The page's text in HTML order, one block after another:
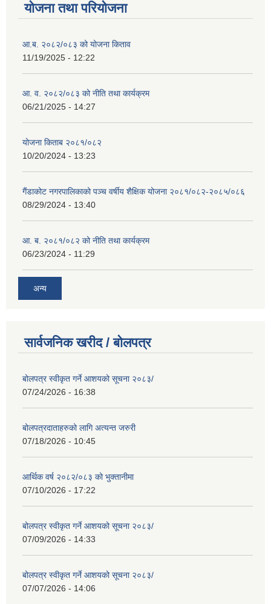
योजना तथा परियोजना
आ.ब. २०८२/०८३ को योजना किताव
11/19/2025 - 12:22
आ. व. २०८२/०८३ को नीति तथा कार्यक्रम
06/21/2025 - 14:27
योजना किताब २०८१/०८२
10/20/2024 - 13:23
गैंडाकोट नगरपालिकाको पञ्च वर्षीय शैक्षिक योजना २०८१/०८२-२०८५/०८६
08/29/2024 - 13:40
आ. ब. २०८१/०८२ को नीति तथा कार्यक्रम
06/23/2024 - 11:29
अन्य
सार्वजनिक खरीद / बोलपत्र
बोलपत्र स्वीकृत गर्ने आशयको सूचना २०८३/
07/24/2026 - 16:38
बोलपत्रदाताहरुको लागि अत्यन्त जरुरी
07/18/2026 - 10:45
आर्थिक वर्ष २०८२/०८३ को भुक्तानीमा
07/10/2026 - 17:22
बोलपत्र स्वीकृत गर्ने आशयको सूचना २०८३/
07/09/2026 - 14:33
बोलपत्र स्वीकृत गर्ने आशयको सूचना २०८३/
07/07/2026 - 14:06